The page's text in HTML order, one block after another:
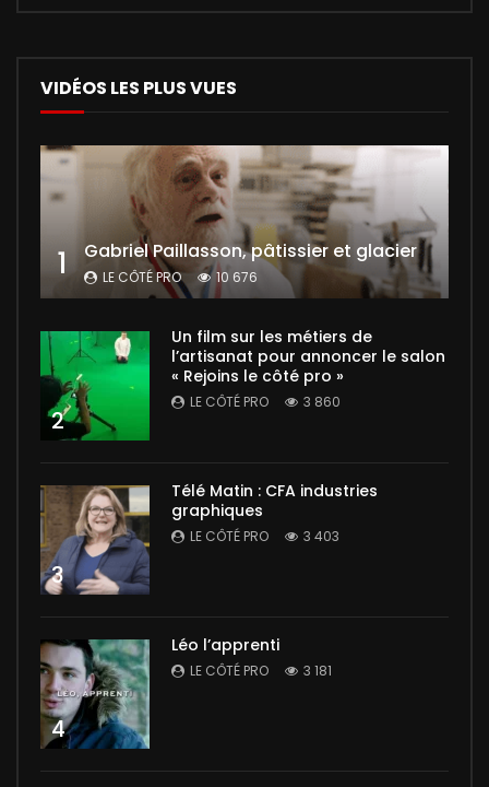
VIDÉOS LES PLUS VUES
1 Gabriel Paillasson, pâtissier et glacier
LE CÔTÉ PRO 10 676
2
Un film sur les métiers de
l’artisanat pour annoncer le salon
« Rejoins le côté pro »
LE CÔTÉ PRO 3 860
3
Télé Matin : CFA industries
graphiques
LE CÔTÉ PRO 3 403
4
Léo l’apprenti
LE CÔTÉ PRO 3 181